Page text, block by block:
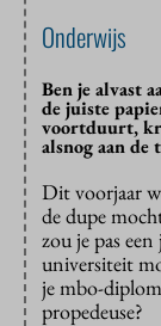
Onderwijs
Ben je alvast
de juiste
voortduurt,
alsnog aan de
Dit voorjaar
de dupe
zou je pas
universiteit
je mbo-
propedeuse?